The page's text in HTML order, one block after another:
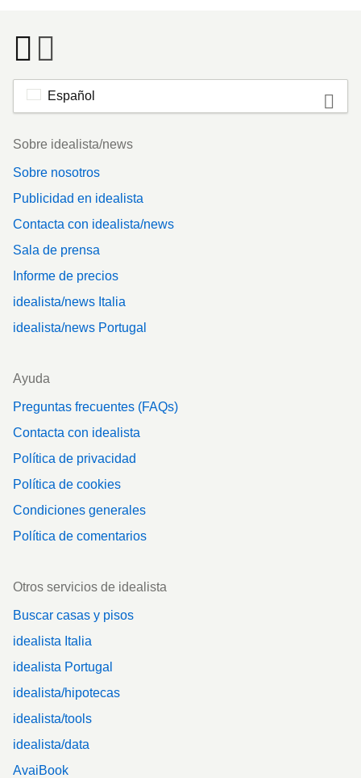
Español
Footer
Sobre idealista/news
Sobre nosotros
Publicidad en idealista
Contacta con idealista/news
Sala de prensa
Informe de precios
idealista/news Italia
idealista/news Portugal
Ayuda
Preguntas frecuentes (FAQs)
Contacta con idealista
Política de privacidad
Política de cookies
Condiciones generales
Política de comentarios
Otros servicios de idealista
Buscar casas y pisos
idealista Italia
idealista Portugal
idealista/hipotecas
idealista/tools
idealista/data
AvaiBook